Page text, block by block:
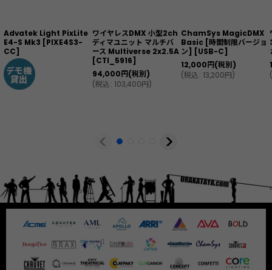
Advatek Light PixLite
E4-S Mk3 [PIXE4S3-
CC]
ワイヤレスDMX 小型2ch
ディマユニット マルチバ
ース Multiverse 2x2.5A
[CTI_5916]
94,000円(税別)
(税込: 103,400円)
ChamSys MagicDMX
Basic [時間制限バージョ
ン] [USB-C]
12,000円(税別)
(税込: 13,200円)
(